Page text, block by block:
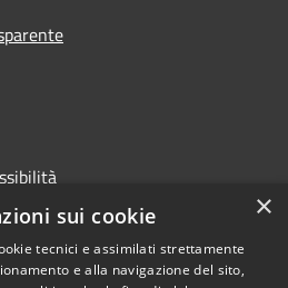
×
sui cookie
tecnici e assimilati strettamente
e alla navigazione del sito,